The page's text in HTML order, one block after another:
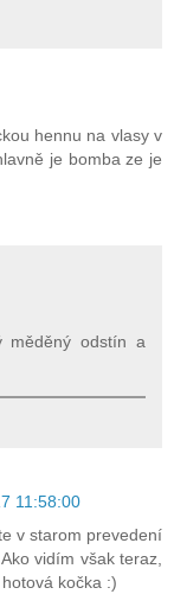
hennu na vlasy v
je bomba ze je
měděný odstín a
11:58:00
v starom prevedení
vidím však teraz,
kočka :)